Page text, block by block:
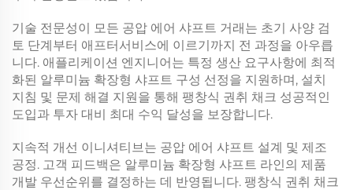
기술 전문성이 모든 공압 에어 샤프트 거래는 초기 사양 검
토 단계부터 애프터서비스에 이르기까지 전 과정을 아우릅
니다. 애플리케이션 엔지니어는 특정 생산 요구사항에 최적
화된 알루미늄 확장형 샤프트 구성 선정을 지원하며, 설치
지침 및 문제 해결 지원을 통해 팽창식 권취 채크 성공적인
도입과 투자 대비 최대 수익 달성을 보장합니다.
지속적 개선 이니셔티브는 공압 에어 샤프트 설계 및 제조
공정. 고객 피드백은 알루미늄 확장형 샤프트 라인의 제품
개발 우선순위를 결정하는 데 반영됩니다. 팽창식 권취 채크